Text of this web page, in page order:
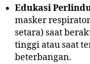
Edukasi
masker
setara) saat
tinggi atau saat
beterbangan.